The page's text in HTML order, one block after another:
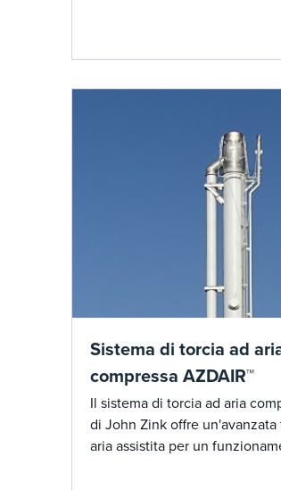
Sistema di torcia ad
compressa AZDAIR™
Il sistema di torcia ad aria
di John Zink offre
aria assistita per un